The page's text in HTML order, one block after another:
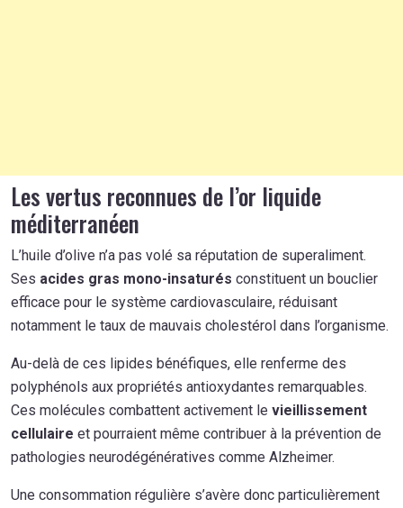
Les vertus reconnues de l’or liquide
méditerranéen
L’huile d’olive n’a pas volé sa réputation de superaliment.
Ses acides gras mono-insaturés constituent un bouclier
efficace pour le système cardiovasculaire, réduisant
notamment le taux de mauvais cholestérol dans l’organisme.
Au-delà de ces lipides bénéfiques, elle renferme des
polyphénols aux propriétés antioxydantes remarquables.
Ces molécules combattent activement le vieillissement
cellulaire et pourraient même contribuer à la prévention de
pathologies neurodégénératives comme Alzheimer.
Une consommation régulière s’avère donc particulièrement